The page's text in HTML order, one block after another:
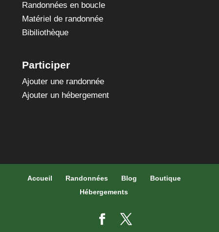
Randonnées en boucle
Matériel de randonnée
Bibiliothèque
Participer
Ajouter une randonnée
Ajouter un hébergement
Accueil Randonnées Blog
Boutique
Hébergements